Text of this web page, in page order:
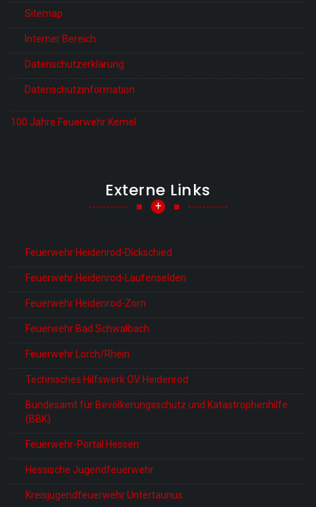
Sitemap
Interner Bereich
Datenschutzerklärung
Datenschutzinformation
100 Jahre Feuerwehr Kemel
Externe Links
+
Feuerwehr Heidenrod-Dickschied
Feuerwehr Heidenrod-Laufenselden
Feuerwehr Heidenrod-Zorn
Feuerwehr Bad Schwalbach
Feuerwehr Lorch/Rhein
Technisches Hilfswerk OV Heidenrod
Bundesamt für Bevölkerungsschutz und Katastrophenhilfe
(BBK)
Feuerwehr-Portal Hessen
Hessische Jugendfeuerwehr
Kreisjugendfeuerwehr Untertaunus